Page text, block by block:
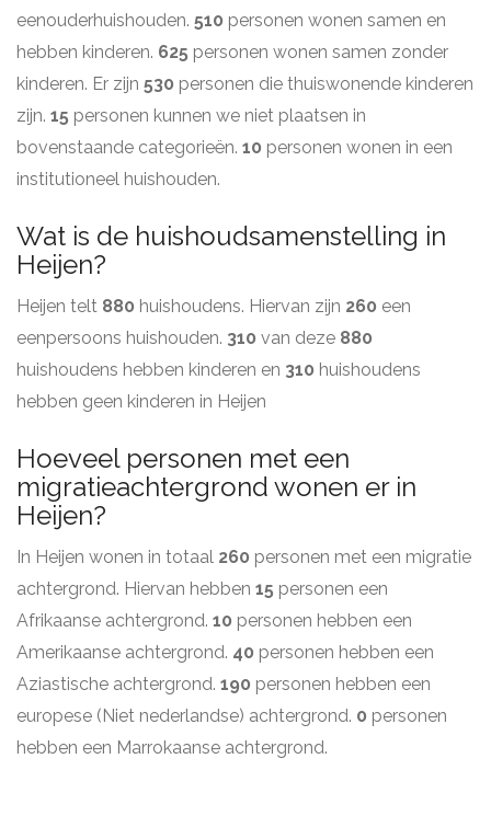
eenouderhuishouden. 510 personen wonen samen en
hebben kinderen. 625 personen wonen samen zonder
kinderen. Er zijn 530 personen die thuiswonende kinderen
zijn. 15 personen kunnen we niet plaatsen in
bovenstaande categorieën. 10 personen wonen in een
institutioneel huishouden.
Wat is de huishoudsamenstelling in
Heijen?
Heijen telt 880 huishoudens. Hiervan zijn 260 een
eenpersoons huishouden. 310 van deze 880
huishoudens hebben kinderen en 310 huishoudens
hebben geen kinderen in Heijen
Hoeveel personen met een
migratieachtergrond wonen er in
Heijen?
In Heijen wonen in totaal 260 personen met een migratie
achtergrond. Hiervan hebben 15 personen een
Afrikaanse achtergrond. 10 personen hebben een
Amerikaanse achtergrond. 40 personen hebben een
Aziastische achtergrond. 190 personen hebben een
europese (Niet nederlandse) achtergrond. 0 personen
hebben een Marrokaanse achtergrond.